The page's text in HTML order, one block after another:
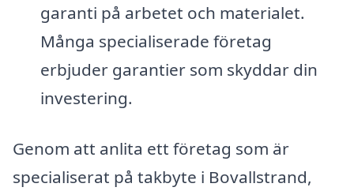
garanti på arbetet och materialet.
Många specialiserade företag
erbjuder garantier som skyddar din
investering.
Genom att anlita ett företag som är
specialiserat på takbyte i Bovallstrand,